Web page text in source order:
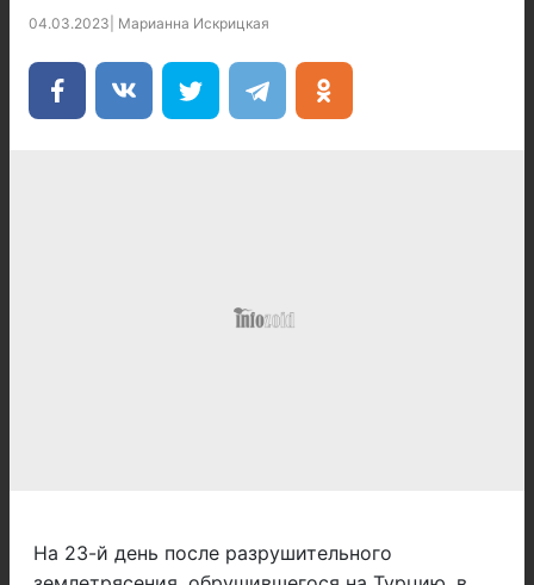
04.03.2023 Марианна Искрицкая
На 23-й день после разрушительного